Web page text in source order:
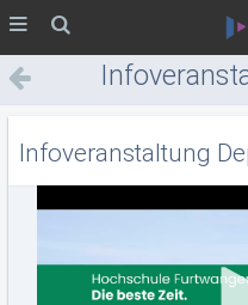
Infoveranstaltung